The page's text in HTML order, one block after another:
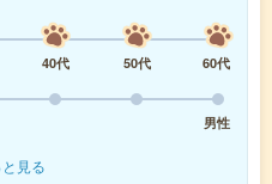
40代 50代
60代
男性
見る